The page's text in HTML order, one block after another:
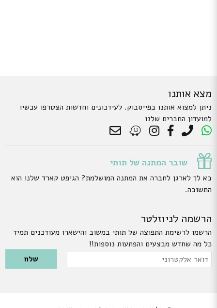
מצא אותנו
ניתן למצוא אותנו בפייסבוק. לעידכונים וחדשות הצטרפו עכשיו
למועדון החברים שלנו
שובר המתנה של תותי
בא לך לארגן לחברה את המתנה המושלמת? הגיפט קארד שלנו הוא
התשובה.
הרשמה לניוזלטר
הרשמו לרשימת התפוצה של תותי במשוב והישארו מעודכנים תמיד
כל מה שחדש מבצעים והפתעות נוספות!!
Please leave this field empty.
דואר